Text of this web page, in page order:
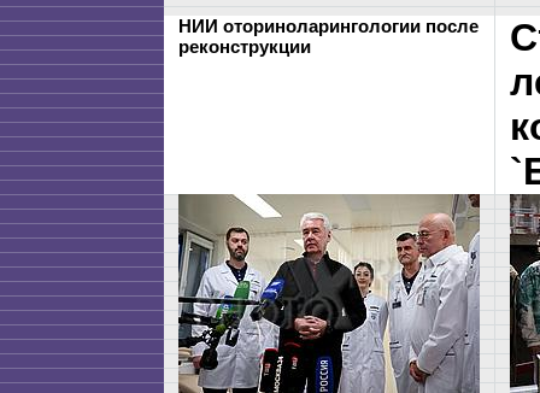
НИИ оториноларингологии после
реконструкции